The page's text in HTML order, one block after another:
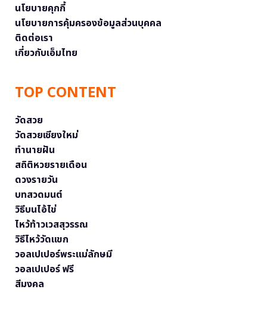
นโยบายคุกกี้
นโยบายการคุ้มครองข้อมูลส่วนบุคคล
ติดต่อเรา
เกี่ยวกับเอ็มไทย
TOP CONTENT
วัดสวย
วัดสวยเชียงใหม่
ทำนายฝัน
สถิติหวยรายเดือน
ดวงรายวัน
บทสวดมนต์
วิธีบนไอ้ไข่
ไหว้ท้าวเวสสุวรรณ
วิธีไหว้วัดแขก
วอลเปเปอร์พระแม่ลักษมี
วอลเปเปอร์ ฟรี
สีมงคล